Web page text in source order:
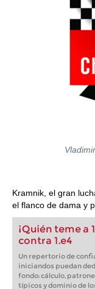
Kramnik, el gran
el flanco de dama y
¡Quién teme a
contra 1.e4
Un repertorio de
iniciandos puedan
fondo: cálculo,
típicos y dominio de